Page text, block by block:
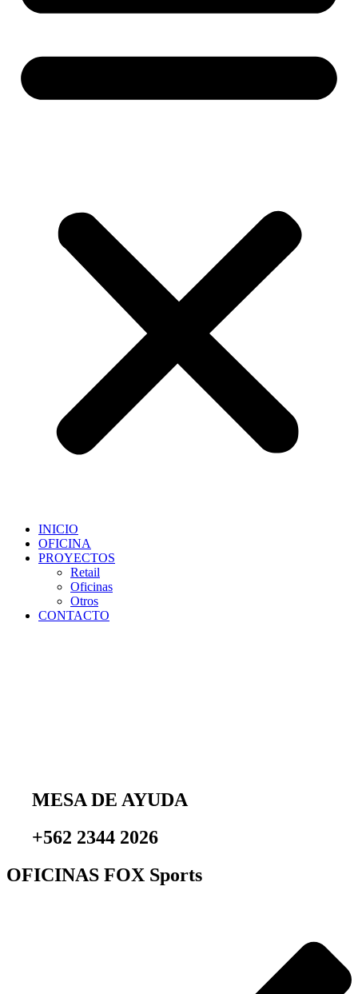
INICIO
OFICINA
PROYECTOS
Retail
Oficinas
Otros
CONTACTO
MESA DE AYUDA
+562 2344 2026
OFICINAS FOX Sports